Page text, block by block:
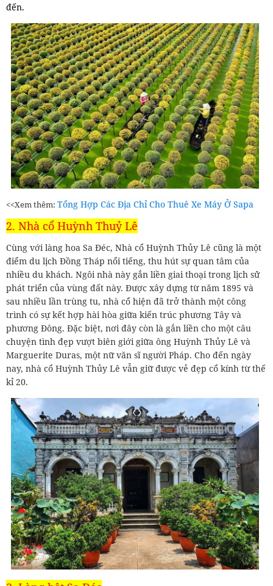
đến.
<<Xem thêm: Tổng Hợp Các Địa Chỉ Cho Thuê Xe Máy Ở Sapa
2. Nhà cổ Huỳnh Thuỷ Lê
Cùng với làng hoa Sa Đéc, Nhà cổ Huỳnh Thủy Lê cũng là một
điểm du lịch Đồng Tháp nổi tiếng, thu hút sự quan tâm của
nhiều du khách. Ngôi nhà này gắn liền giai thoại trong lịch sử
phát triển của vùng đất này. Được xây dựng từ năm 1895 và
sau nhiều lần trùng tu, nhà cổ hiện đã trở thành một công
trình có sự kết hợp hài hòa giữa kiến trúc phương Tây và
phương Đông. Đặc biệt, nơi đây còn là gắn liền cho một câu
chuyện tình đẹp vượt biên giới giữa ông Huỳnh Thủy Lê và
Marguerite Duras, một nữ văn sĩ người Pháp. Cho đến ngày
nay, nhà cổ Huỳnh Thủy Lê vẫn giữ được vẻ đẹp cổ kính từ thế
kỉ 20.